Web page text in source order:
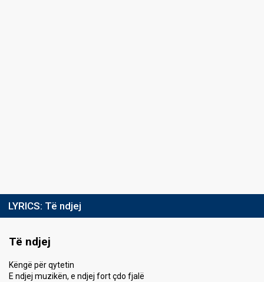
LYRICS: Të ndjej
Të ndjej
Këngë për qytetin
E ndjej muzikën, e ndjej fort çdo fjalë